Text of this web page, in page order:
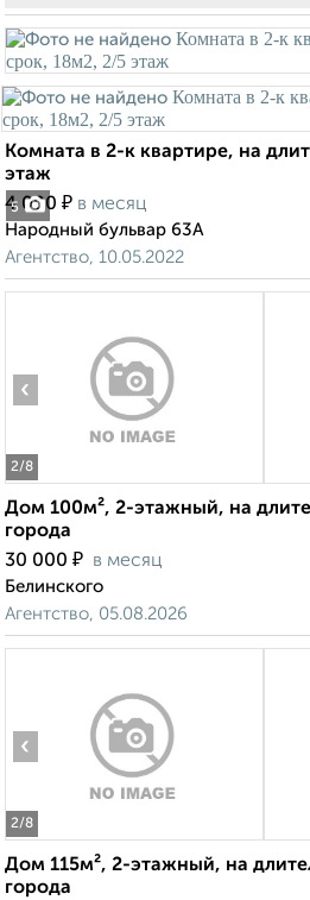
5
Комната в 2-к квартире, на
этаж
4 000 ₽ в месяц
Народный бульвар 63А
Агентство, 10.05.2022
2/8
‹
Дом 100м², 2-этажный, на
города
30 000 ₽ в месяц
Белинского
Агентство, 05.08.2026
2/8
‹
Дом 115м², 2-этажный, на
города